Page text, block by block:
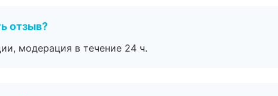
отзыв?
модерация в течение 24 ч.